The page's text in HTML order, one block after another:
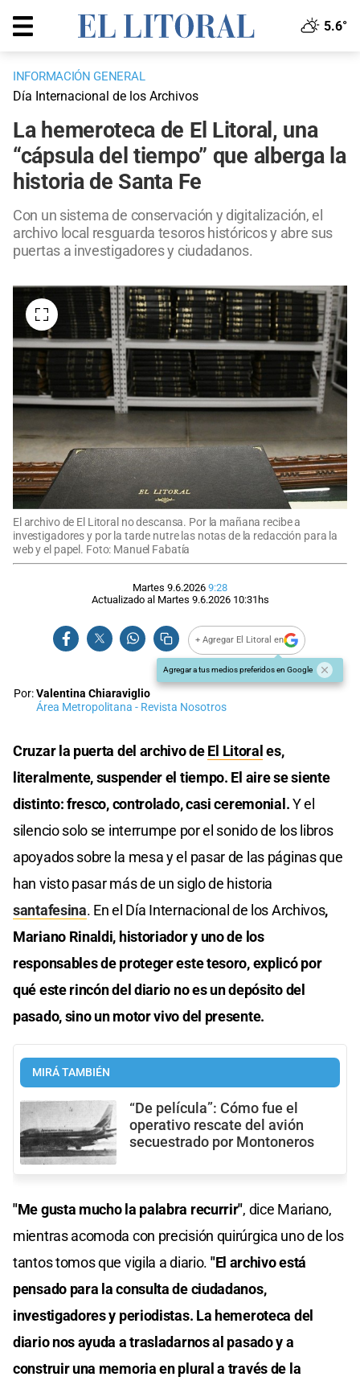
5.6°
INFORMACIÓN GENERAL
Día Internacional de los Archivos
La hemeroteca de El Litoral, una
“cápsula del tiempo” que alberga la
historia de Santa Fe
Con un sistema de conservación y digitalización, el
archivo local resguarda tesoros históricos y abre sus
puertas a investigadores y ciudadanos.
El archivo de El Litoral no descansa. Por la mañana recibe a
investigadores y por la tarde nutre las notas de la redacción para la
web y el papel. Foto: Manuel Fabatía
Martes 9.6.2026 9:28
Actualizado al Martes 9.6.2026 10:31hs
+ Agregar El Litoral en
Agregar a tus medios preferidos en Google
Por:Valentina Chiaraviglio
Área Metropolitana - Revista Nosotros
Cruzar la puerta del archivo deEl Litorales,
literalmente, suspender el tiempo. El aire se siente
distinto: fresco, controlado, casi ceremonial.Y el
silencio solo se interrumpe por el sonido de los libros
apoyados sobre la mesa y el pasar de las páginas que
han visto pasar más de un siglo de historia
santafesina. En el Día Internacional de los Archivos,
Mariano Rinaldi, historiador y uno de los
responsables de proteger este tesoro, explicó por
qué este rincón del diario no es un depósito del
pasado, sino un motor vivo del presente.
MIRÁ TAMBIÉN
“De película”: Cómo fue el
operativo rescate del avión
secuestrado por Montoneros
"Me gusta mucho la palabra recurrir", dice Mariano,
mientras acomoda con precisión quirúrgica uno de los
tantos tomos que vigila a diario. "El archivo está
pensado para la consulta de ciudadanos,
investigadores y periodistas. La hemeroteca del
diario nos ayuda a trasladarnos al pasado y a
construir una memoria en plural a través de la